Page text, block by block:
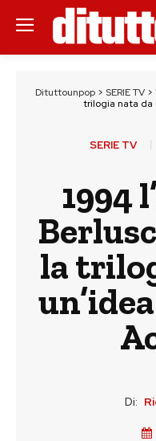
Dituttounpop > SERIE TV >
trilogia nata da
SERIE TV
1994
la
Di: